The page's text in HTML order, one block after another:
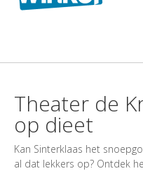
Theater de
op dieet
Kan Sinterklaas het
al dat lekkers op? Ontdek